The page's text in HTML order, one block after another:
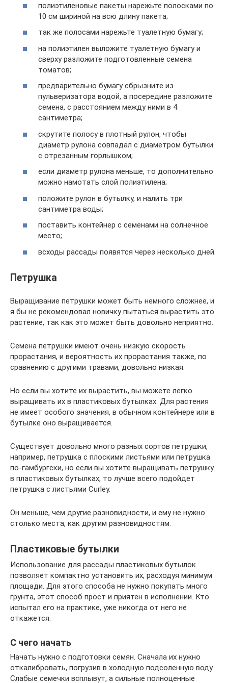
полиэтиленовые пакеты нарежьте полосками по
10 см шириной на всю длину пакета;
так же полосами нарежьте туалетную бумагу;
на полиэтилен выложите туалетную бумагу и
сверху разложите подготовленные семена
томатов;
предварительно бумагу сбрызните из
пульверизатора водой, а посередине разложите
семена, с расстоянием между ними в 4
сантиметра;
скрутите полосу в плотный рулон, чтобы
диаметр рулона совпадал с диаметром бутылки
с отрезанным горлышком;
если диаметр рулона меньше, то дополнительно
можно намотать слой полиэтилена;
положите рулон в бутылку, и налить три
сантиметра воды;
поставить контейнер с семенами на солнечное
место;
всходы рассады появятся через несколько дней.
Петрушка
Выращивание петрушки может быть немного сложнее, и
я бы не рекомендовал новичку пытаться вырастить это
растение, так как это может быть довольно неприятно.
Семена петрушки имеют очень низкую скорость
прорастания, и вероятность их прорастания также, по
сравнению с другими травами, довольно низкая.
Но если вы хотите их вырастить, вы можете легко
выращивать их в пластиковых бутылках. Для растения
не имеет особого значения, в обычном контейнере или в
бутылке оно выращивается.
Существует довольно много разных сортов петрушки,
например, петрушка с плоскими листьями или петрушка
по-гамбургски, но если вы хотите выращивать петрушку
в пластиковых бутылках, то лучше всего подойдет
петрушка с листьями Curley.
Он меньше, чем другие разновидности, и ему не нужно
столько места, как другим разновидностям.
Пластиковые бутылки
Использование для рассады пластиковых бутылок
позволяет компактно установить их, расходуя минимум
площади. Для этого способа не нужно покупать много
грунта, этот способ прост и приятен в исполнении. Кто
испытал его на практике, уже никогда от него не
откажется.
С чего начать
Начать нужно с подготовки семян. Сначала их нужно
откалибровать, погрузив в холодную подсоленную воду.
Слабые семечки всплывут, а сильные полноценные